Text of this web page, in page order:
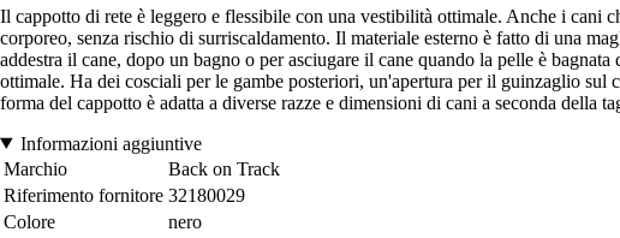
Il cappotto di rete è leggero e flessibile con una vestibilità ottimale. Anche i
corporeo, senza rischio di surriscaldamento. Il materiale esterno è fatto di una
addestra il cane, dopo un bagno o per asciugare il cane quando la pelle è
ottimale. Ha dei cosciali per le gambe posteriori, un'apertura per il guinzaglio
forma del cappotto è adatta a diverse razze e dimensioni di cani a seconda della
Informazioni aggiuntive
Marchio
Back on Track
Riferimento fornitore 32180029
Colore
nero